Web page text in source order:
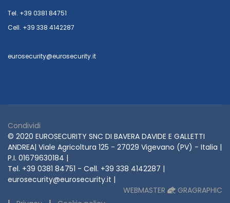
Tel. +39 0381 84751
Cell. +39 338 4142287
eurosecurity@eurosecurity.it
Condividi
© 2020 EUROSECURITY SNC DI BAVERA DAVIDE E GALLETTI
ANDREA| Viale Agricoltura 125 - 27029 Vigevano (PV) - Italia |
P.I. 01679630184 |
Tel. +39 0381 84751 - Cell. +39 338 4142287 |
eurosecurity@eurosecurity.it |
WEBMASTER
GRAGRAPHIC